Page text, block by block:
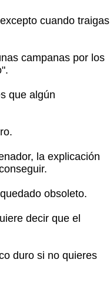
cuando traigas
campanas por los
que algún
la explicación
obsoleto.
decir que el
duro si no quieres